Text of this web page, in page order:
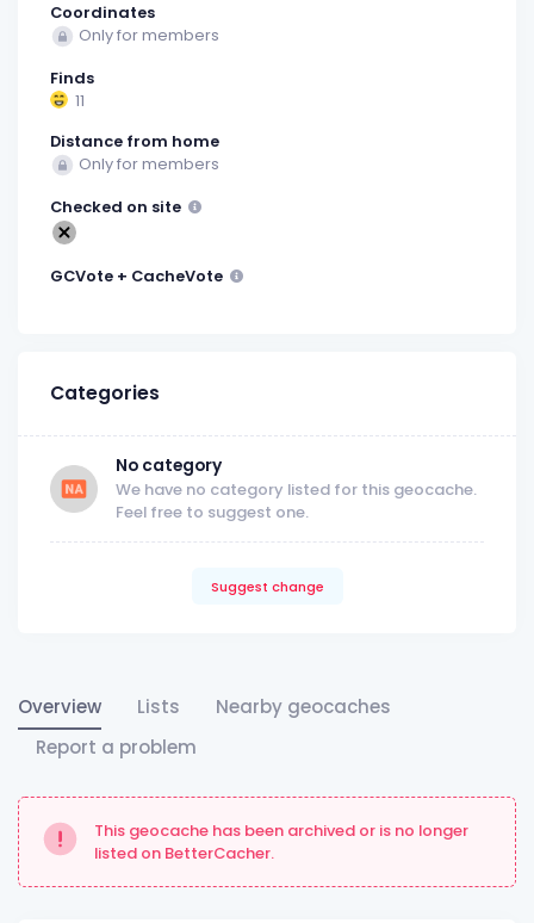
Coordinates
Only for members
Finds
11
Distance from home
Only for members
Checked on site
GCVote + CacheVote
Categories
No category
We have no category listed for this geocache.
Feel free to suggest one.
Suggest change
Overview Lists
Nearby geocaches
Report a problem
This geocache has been archived or is no longer
listed on BetterCacher.